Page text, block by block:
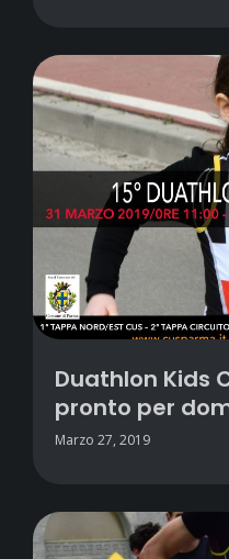
Duathlon Kids
pronto per
Marzo 27, 2019